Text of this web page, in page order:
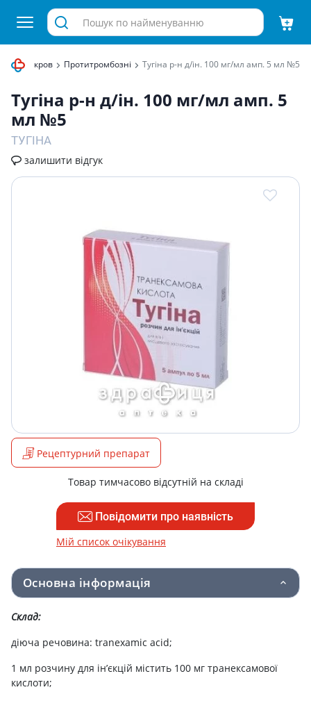
та кров Протитромбозні Тугiна р-н д/iн. 100 мг/мл амп. 5 мл №5
Тугiна р-н д/iн. 100 мг/мл амп. 5
мл №5
ТУГІНА
залишити відгук
Рецептурний препарат
Товар тимчасово відсутній на складі
Повідомити про наявність
Мій список очікування
Основна інформація
Склад:
діюча речовина: tranexamic acid;
1 мл розчину для ін’єкцій містить 100 мг транексамової
кислоти;